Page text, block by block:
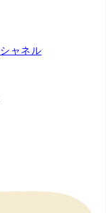
シャネル